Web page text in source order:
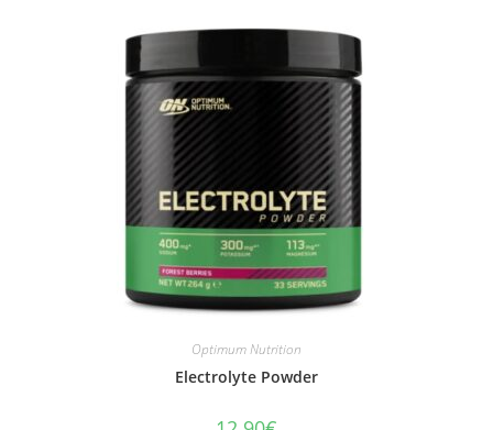
Optimum Nutrition
Electrolyte Powder